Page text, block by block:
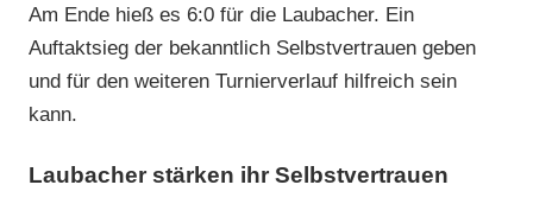
Am Ende hieß es 6:0 für die Laubacher. Ein
Auftaktsieg der bekanntlich Selbstvertrauen geben
und für den weiteren Turnierverlauf hilfreich sein
kann.
Laubacher stärken ihr Selbstvertrauen